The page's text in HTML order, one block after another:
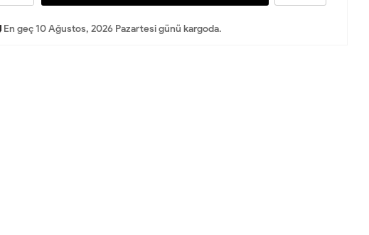
En geç 10 Ağustos, 2026 Pazartesi günü kargoda.